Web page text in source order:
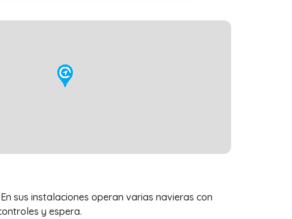
sus instalaciones operan varias navieras con
y espera.